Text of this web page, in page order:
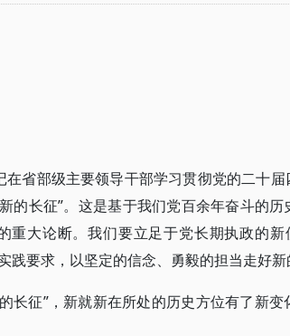
在省部级主要领导干部学习贯彻党的二十
的长征”。这是基于我们党百余年奋斗的
重大论断。我们要立足于党长期执政的
践要求，以坚定的信念、勇毅的担当走好新
长征”，新就新在所处的历史方位有了新